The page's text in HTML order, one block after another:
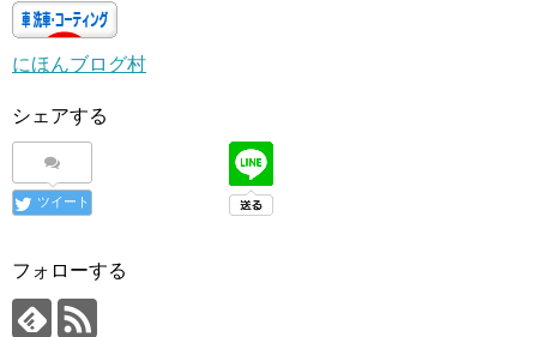
にほんブログ村
シェアする
ツイート
フォローする